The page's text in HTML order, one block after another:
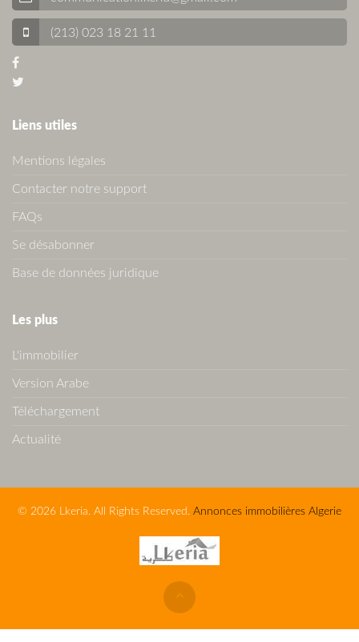
(213) 023 18 21 11
Liens utiles
Mentions légales
Contacter notre support
FAQs
Se désabonner
Base de données juridique
Les plus
L'immobilier
Version Arabe
Téléchargement
Actualité
© 2026 Lkeria. All Rights Reserved. Annonces immobilières Algerie